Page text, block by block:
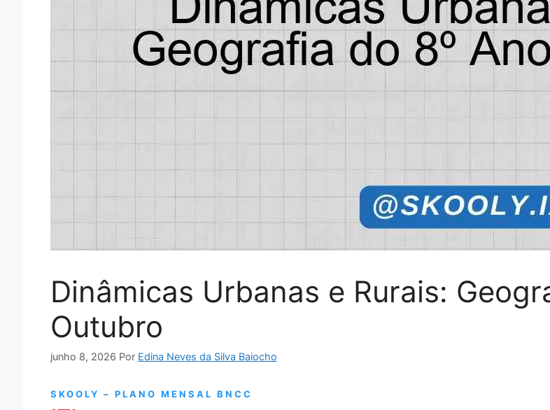
Dinâmicas Urbanas e Rurais:
Outubro
junho 8, 2026 Por Edina Neves da Silva Baiocho
SKOOLY – PLANO MENSAL BNCC